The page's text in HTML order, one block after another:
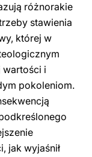
różnorakie
stawienia
której w
wartości i
pokoleniom.
jak wyjaśnił